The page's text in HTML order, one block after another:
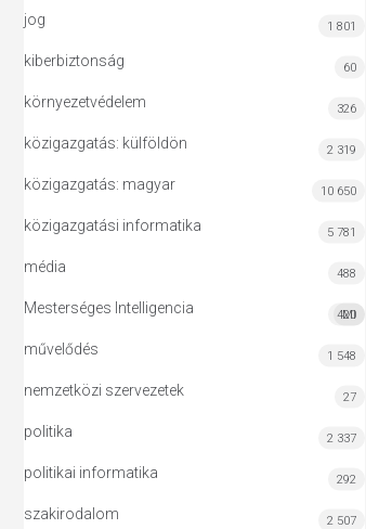
jog 1 801
kiberbiztonság 60
környezetvédelem 326
közigazgatás: külföldön 2 319
közigazgatás: magyar 10 650
közigazgatási informatika 5 781
média 488
Mesterséges Intelligencia MI
420
művelődés 1 548
nemzetközi szervezetek 27
politika 2 337
politikai informatika 292
szakirodalom 2 507